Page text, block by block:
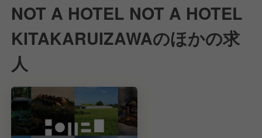
NOT A HOTEL NOT A HOTEL
KITAKARUIZAWAのほかの求
人